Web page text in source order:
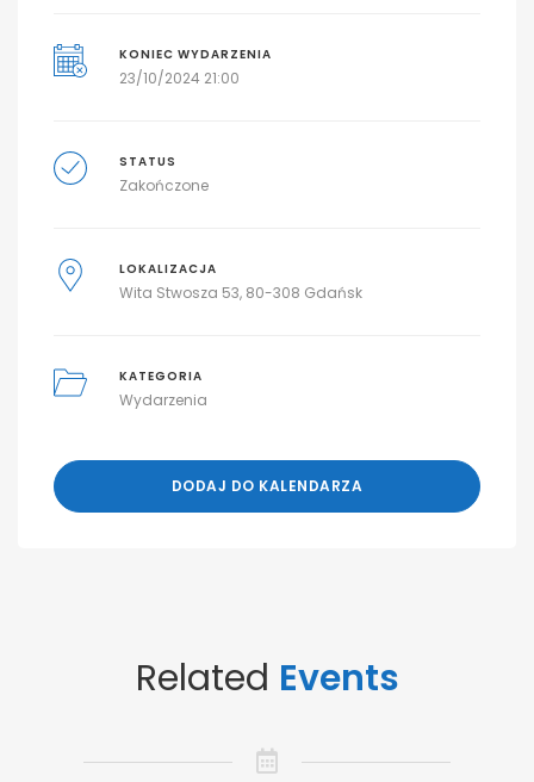
KONIEC WYDARZENIA
23/10/2024 21:00
STATUS
Zakończone
LOKALIZACJA
Wita Stwosza 53, 80-308 Gdańsk
KATEGORIA
Wydarzenia
DODAJ DO KALENDARZA
Related Events